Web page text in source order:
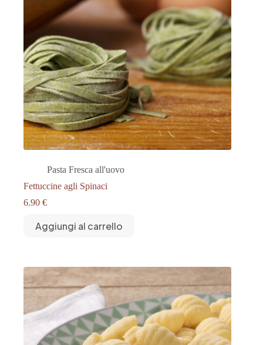
Pasta Fresca all'uovo
Fettuccine agli Spinaci
6.90 €
Aggiungi al carrello